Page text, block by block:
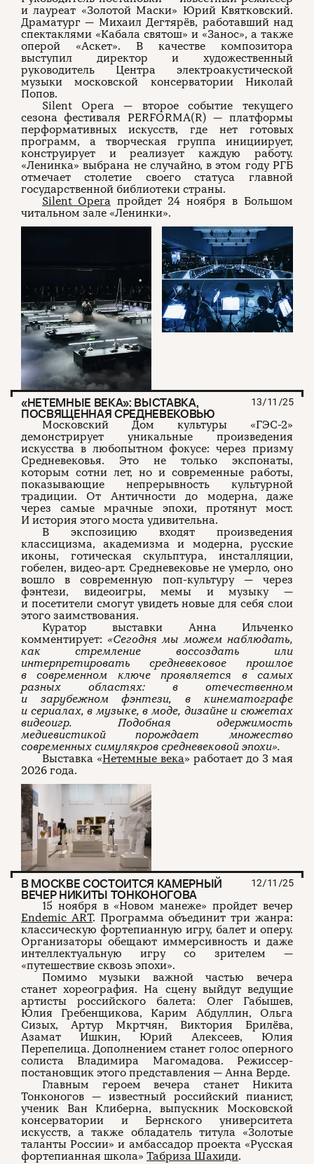
и лауреат «Золотой Маски» Юрий Квятковский.
Драматург — Михаил Дегтярёв, работавший над
спектаклями «Кабала святош» и «Занос», а также
оперой «Аскет». В качестве композитора
выступил директор и художественный
руководитель Центра электроакустической
музыки московской консерватории Николай
Попов.
Silent Opera — второе событие текущего
сезона фестиваля PERFORMA(R) — платформы
перформативных искусств, где нет готовых
программ, а творческая группа инициирует,
конструирует и реализует каждую работу.
«Ленинка» выбрана не случайно, в этом году РГБ
отмечает столетие своего статуса главной
государственной библиотеки страны.
Silent Operaпройдет 24 ноября в Большом
читальном зале «Ленинки».
«НЕТЕМНЫЕ ВЕКА»: ВЫСТАВКА,
ПОСВЯЩЕННАЯ СРЕДНЕВЕКОВЬЮ
13/11/25
Московский Дом культуры «ГЭС-2»
демонстрирует уникальные произведения
искусства в любопытном фокусе: через призму
Средневековья. Это не только экспонаты,
которым сотни лет, но и современные работы,
показывающие непрерывность культурной
традиции. От Античности до модерна, даже
через самые мрачные эпохи, протянут мост.
И история этого моста удивительна.
В экспозицию входят произведения
классицизма, академизма и модерна, русские
иконы, готическая скульптура, инсталляции,
гобелен, видео-арт. Средневековье не умерло, оно
вошло в современную поп-культуру — через
фэнтези, видеоигры, мемы и музыку —
и посетители смогут увидеть новые для себя слои
этого заимствования.
Куратор выставки Анна Ильченко
комментирует: «Сегодня мы можем наблюдать,
как стремление воссоздать или
интерпретировать средневековое прошлое
в современном ключе проявляется в самых
разных областях: в отечественном
и зарубежном фэнтези, в кинематографе
и сериалах, в музыке, в моде, дизайне и сюжетах
видеоигр. Подобная одержимость
медиевистикой порождает множество
современных симулякров средневековой эпохи».
Выставка «Нетемные века» работает до 3 мая
2026 года.
В МОСКВЕ СОСТОИТСЯ КАМЕРНЫЙ
ВЕЧЕР НИКИТЫ ТОНКОНОГОВА
12/11/25
15 ноября в «Новом манеже» пройдет вечер
Endemic ART. Программа объединит три жанра:
классическую фортепианную игру, балет и оперу.
Организаторы обещают иммерсивность и даже
интеллектуальную игру со зрителем —
«путешествие сквозь эпохи».
Помимо музыки важной частью вечера
станет хореография. На сцену выйдут ведущие
артисты российского балета: Олег Габышев,
Юлия Гребенщикова, Карим Абдуллин, Ольга
Сизых, Артур Мкртчян, Виктория Брилёва,
Азамат Ишкин, Юрий Алексеев, Юлия
Перепелица. Дополнением станет голос оперного
солиста Владимира Магомадова. Режиссер-
постановщик этого представления — Анна Верде.
Главным героем вечера станет Никита
Тонконогов — известный российский пианист,
ученик Ван Клиберна, выпускник Московской
консерватории и Бернского университета
искусств, а также обладатель титула «Золотые
таланты России» и амбассадор проекта «Русская
фортепианная школа» Табриза Шахиди.